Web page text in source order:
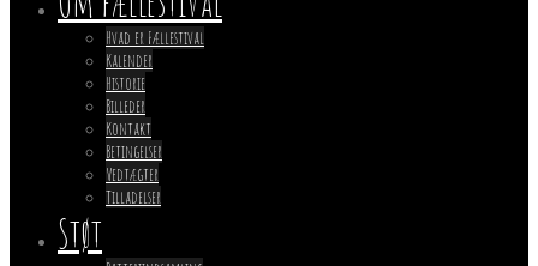
Hvad er Fællestival
Kalender
Historie
Billeder
Kontakt
Betingelser
Vedtægter
Tilladelser
Støt